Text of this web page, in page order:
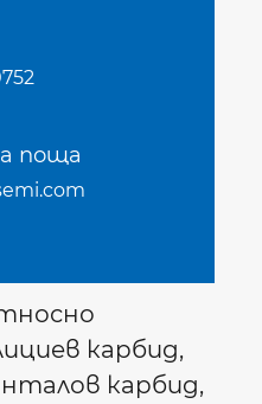
поща
карбид,
карбид,